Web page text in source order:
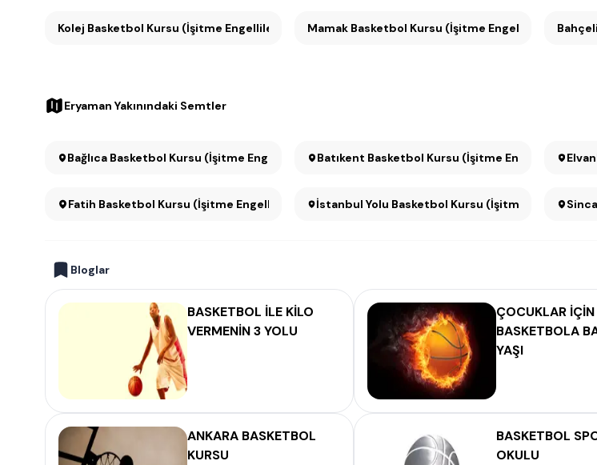
Kolej Basketbol Kursu (İşitme Engelliler için) (1)Mamak Basketbol Kursu (İşitme Engelliler için) (1)
Eryaman Yakınındaki Semtler
Bağlıca Basketbol Kursu (İşitme Engelliler için)Batıkent Basketbol Kursu (İşitme Engelliler için)
Fatih Basketbol Kursu (İşitme Engelliler için)İstanbul Yolu Basketbol Kursu (İşitme Engelliler
Bloglar
BASKETBOL İLE KİLO
VERMENİN 3 YOLU
ÇOCUKLAR İÇİN
BASKETBOLA
YAŞI
ANKARA BASKETBOL
KURSU
BASKETBOL
OKULU